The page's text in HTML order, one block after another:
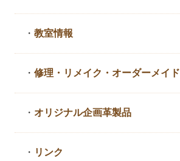
・教室情報
・修理・リメイク・ オーダーメイド
・ オリジナル企画革製品
・ リンク